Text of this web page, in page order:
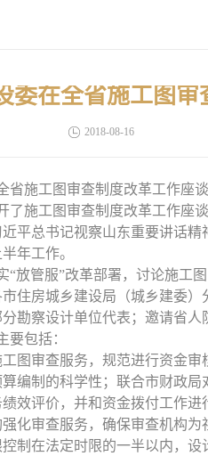
委在全省施工图
2018-08-16
省施工图审查制度改革工作座
了施工图审查制度改革工作座
平总书记视察山东重要讲话
年工作。
“放管服”改革部署，讨论施工
住房城乡建设局（城乡建委
勘察设计单位代表；邀请省
要包括：
图审查服务，规范进行资金
编制的科学性；联合市财政
效评价，并和资金拨付工作进
化审查服务，确保审查机构
制在法定时限的一半以内，